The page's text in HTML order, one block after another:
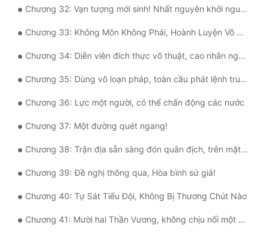
Chương 32: Vạn tượng mới sinh! Nhất nguyên khởi nguồn!
Chương 33: Không Môn Không Phái, Hoành Luyện Võ Giả
Chương 34: Diễn viên đích thực võ thuật, cao nhân ngay bên cạnh!
Chương 35: Dùng võ loạn pháp, toàn cầu phát lệnh truy nã
Chương 36: Lực một người, có thể chấn động các nước
Chương 37: Một đường quét ngang!
Chương 38: Trận địa sẵn sàng đón quân địch, trên mặt đất Thần Linh!
Chương 39: Đề nghị thông qua, Hòa bình sứ giả!
Chương 40: Tự Sát Tiểu Đội, Không Bị Thương Chút Nào
Chương 41: Mười hai Thần Vương, không chịu nổi một kích